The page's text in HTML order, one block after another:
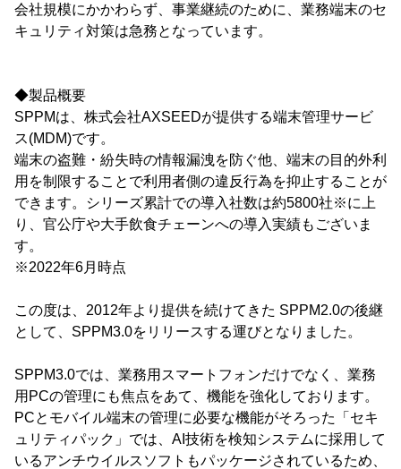
会社規模にかかわらず、事業継続のために、業務端末のセ
キュリティ対策は急務となっています。
◆製品概要
SPPMは、株式会社AXSEEDが提供する端末管理サービ
ス(MDM)です。
端末の盗難・紛失時の情報漏洩を防ぐ他、端末の目的外利
用を制限することで利用者側の違反行為を抑止することが
できます。シリーズ累計での導入社数は約5800社※に上
り、官公庁や大手飲食チェーンへの導入実績もございま
す。
※2022年6月時点
この度は、2012年より提供を続けてきた SPPM2.0の後継
として、SPPM3.0をリリースする運びとなりました。
SPPM3.0では、業務用スマートフォンだけでなく、業務
用PCの管理にも焦点をあて、機能を強化しております。
PCとモバイル端末の管理に必要な機能がそろった「セキ
ュリティパック」では、AI技術を検知システムに採用して
いるアンチウイルスソフトもパッケージされているため、